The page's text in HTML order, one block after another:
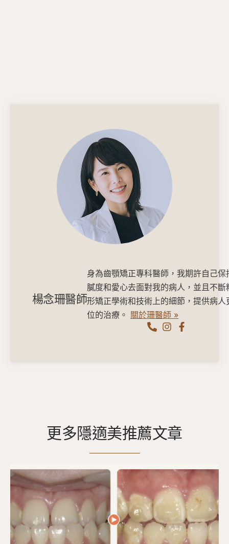
楊念珊醫師
身為齒顎矯正專科醫師，我期許自己保
膩度和愛心去面對我的病人，並且不斷
形矯正學術和技術上的細節，提供病人
位的治療。 關於珊醫師 »
更多隱適美推薦文章